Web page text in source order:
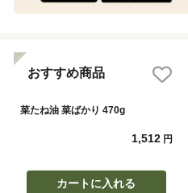
おすすめ商品
菜たね油 菜ばかり 470g
1,512円
カートに入れる